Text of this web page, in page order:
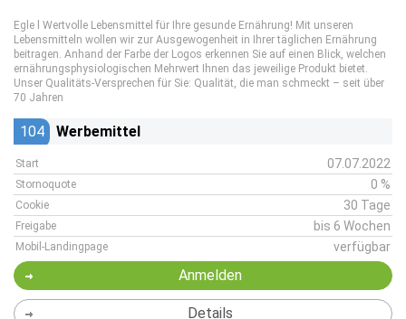
Egle l Wertvolle Lebensmittel für Ihre gesunde Ernährung! Mit unseren
Lebensmitteln wollen wir zur Ausgewogenheit in Ihrer täglichen Ernährung
beitragen. Anhand der Farbe der Logos erkennen Sie auf einen Blick, welchen
ernährungsphysiologischen Mehrwert Ihnen das jeweilige Produkt bietet.
Unser Qualitäts-Versprechen für Sie: Qualität, die man schmeckt – seit über
70 Jahren
104 Werbemittel
Start 07.07.2022
Stornoquote 0 %
Cookie 30 Tage
Freigabe bis 6 Wochen
Mobil-Landingpage verfügbar
Anmelden
Details